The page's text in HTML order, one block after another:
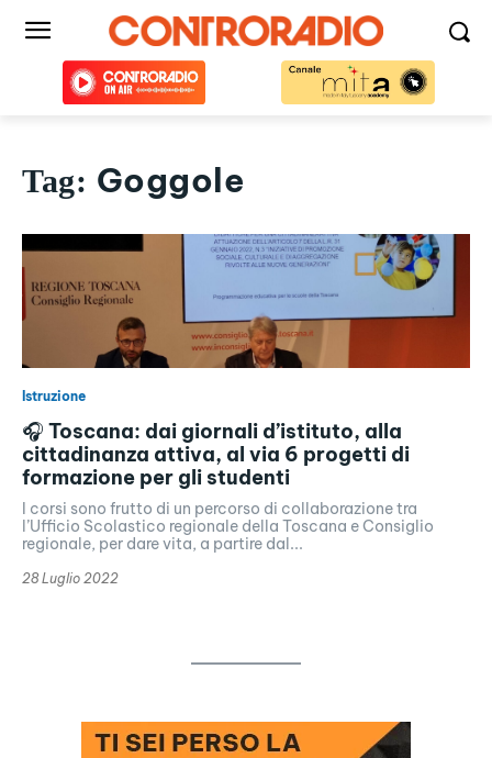
Tag: Goggole
Istruzione
🎧 Toscana: dai giornali d’istituto, alla
cittadinanza attiva, al via 6 progetti di
formazione per gli studenti
I corsi sono frutto di un percorso di collaborazione tra
l’Ufficio Scolastico regionale della Toscana e Consiglio
regionale, per dare vita, a partire dal...
28 Luglio 2022